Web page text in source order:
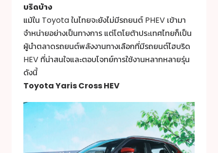
บริดบ้าง
แม้ใน Toyota ในไทยจะยังไม่มีรถยนต์ PHEV เข้ามา
จำหน่ายอย่างเป็นทางการ แต่โตโยต้าประเทศไทยก็เป็น
ผู้นำตลาดรถยนต์พลังงานทางเลือกที่มีรถยนต์ไฮบริด
HEV ที่น่าสนใจและตอบโจทย์การใช้งานหลากหลายรุ่น
ดังนี้
Toyota Yaris Cross HEV